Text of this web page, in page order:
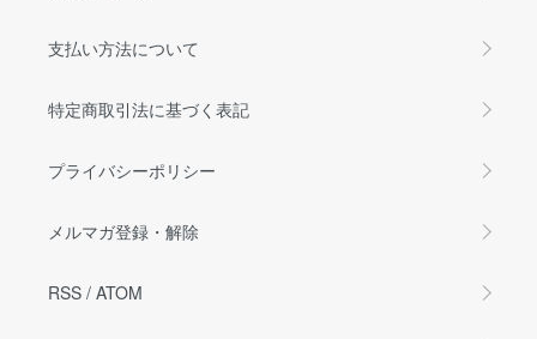
支払い方法について
特定商取引法に基づく表記
プライバシーポリシー
メルマガ登録・解除
RSS / ATOM